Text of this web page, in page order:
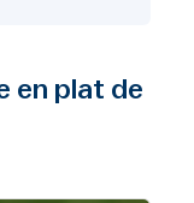
en plat de